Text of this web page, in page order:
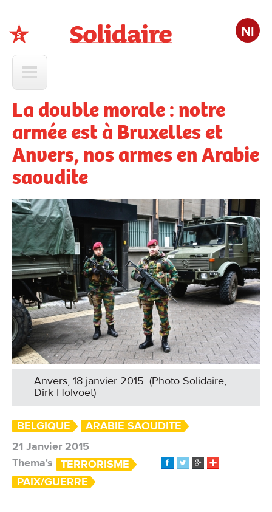
Nl
La double morale : notre
armée est à Bruxelles et
Anvers, nos armes en Arabie
saoudite
Anvers, 18 janvier 2015. (Photo Solidaire,
Dirk Holvoet)
BELGIQUE
ARABIE SAOUDITE
21 Janvier 2015
Thema's
TERRORISME
PAIX/GUERRE